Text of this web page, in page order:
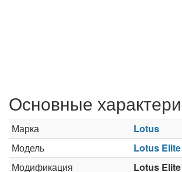
Основные
Марка
Lotus
Модель
Lotus Elite
Модификация
Lotus